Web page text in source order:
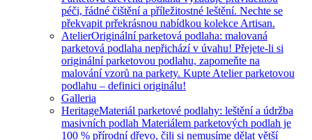
péči, řádné čištění a příležitostné leštění. Nechte se
překvapit prřekrásnou nabídkou kolekce Artisan.
AtelierOriginální parketová podlaha: malovaná
parketová podlaha nepřichází v úvahu! Přejete-li si
originální parketovou podlahu, zapomeňte na
malování vzorů na parkety. Kupte Atelier parketovou
podlahu – definici originálu!
Galleria
HeritageMateriál parketové podlahy: leštění a údržba
masivních podlah Materiálem parketových podlah je
100 % přírodní dřevo, čili si nemusíme dělat větší